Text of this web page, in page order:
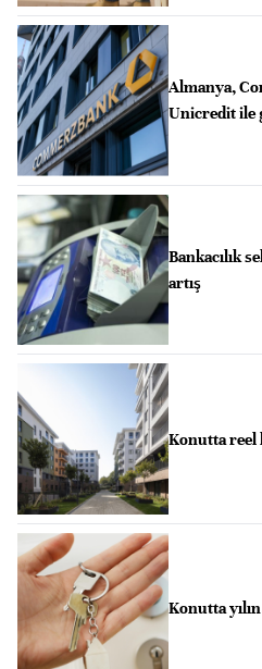
Almanya,
Unicredit ile
Bankacılık
artış
Konutta reel
Konutta